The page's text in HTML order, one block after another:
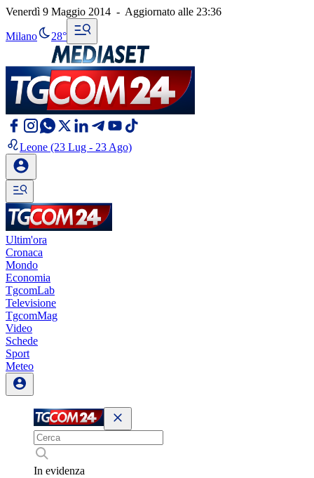
Venerdì 9 Maggio 2014 - Aggiornato alle 23:36
Milano 28°
Leone (23 Lug - 23 Ago)
Ultim'ora
Cronaca
Mondo
Economia
TgcomLab
Televisione
TgcomMag
Video
Schede
Sport
Meteo
In evidenza